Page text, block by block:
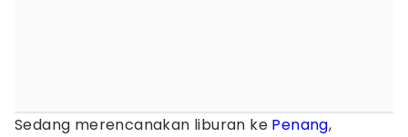
Sedang merencanakan liburan ke Penang,